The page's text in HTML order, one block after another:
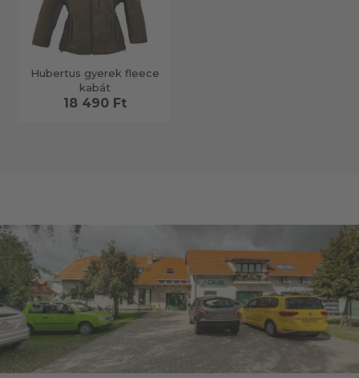
Hubertus gyerek fleece
kabát
18 490 Ft